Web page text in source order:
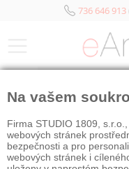
736 646 913
Na vašem
Firma STUDIO 1809,
webových stránek
bezpečnosti a pro
webových stránek i